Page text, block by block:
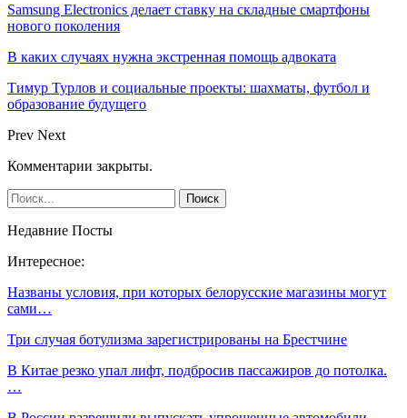
Samsung Electronics делает ставку на складные смартфоны
нового поколения
В каких случаях нужна экстренная помощь адвоката
Тимур Турлов и социальные проекты: шахматы, футбол и
образование будущего
Prev Next
Комментарии закрыты.
Недавние Посты
Интересное:
Названы условия, при которых белорусские магазины могут
сами…
Три случая ботулизма зарегистрированы на Брестчине
В Китае резко упал лифт, подбросив пассажиров до потолка.
…